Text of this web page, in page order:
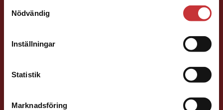
Nödvändig
Inställningar
Statistik
Marknadsföring
Vi erbjuder inte leveranser utanför Sverige. För
att kunna slutföra ett köp måste
Juridik, kriminologi och polis